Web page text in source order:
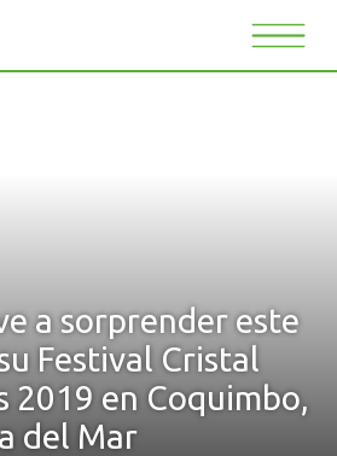
a sorprender este
Festival Cristal
2019 en Coquimbo,
del Mar